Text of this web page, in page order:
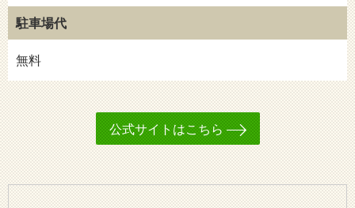
駐車場代
無料
公式サイトはこちら